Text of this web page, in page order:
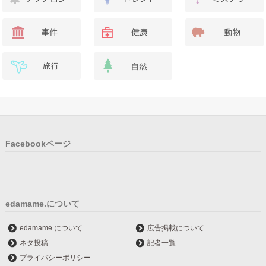
Facebookページ
edamame.について
edamame.について
広告掲載について
ネタ投稿
記者一覧
プライバシーポリシー